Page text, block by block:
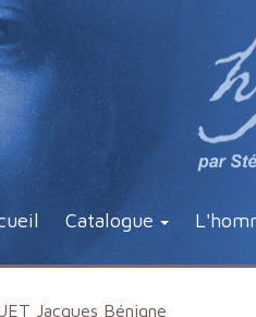
Catalogue
Jacques Bénigne